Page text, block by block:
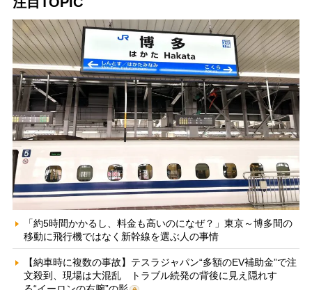
「約5時間かかるし、料金も高いのになぜ？」東京～博多間の
移動に飛行機ではなく新幹線を選ぶ人の事情
【納車時に複数の事故】テスラジャパン“多額のEV補助金”で注
文殺到、現場は大混乱 トラブル続発の背後に見え隠れす